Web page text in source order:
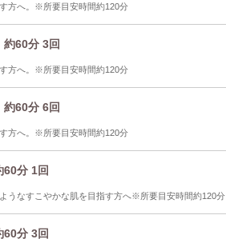
方へ。※所要目安時間約120分
約60分 3回
方へ。※所要目安時間約120分
約60分 6回
方へ。※所要目安時間約120分
60分 1回
うなすこやかな肌を目指す方へ※所要目安時間約120分
60分 3回